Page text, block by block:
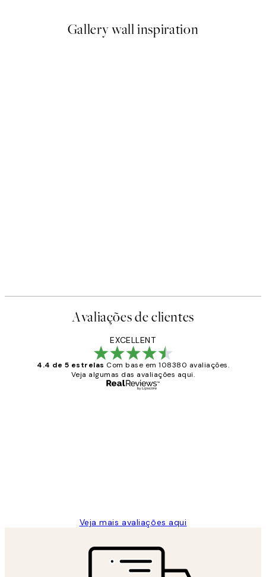
Gallery wall inspiration
Avaliações de clientes
EXCELLENT
4.4 de 5 estrelas Com base em 108380 avaliações.
Veja algumas das avaliações aqui.
Veja mais avaliações aqui